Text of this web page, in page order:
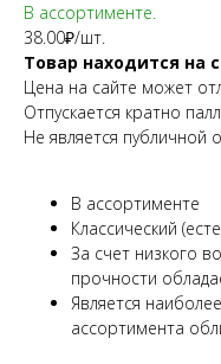
В ассортименте.
38.00₽/шт.
Товар находится на
Цена на сайте может
Отпускается кратно
Не является публичной
В ассортименте
Классический
За счет низкого
прочности
Является
ассортимента